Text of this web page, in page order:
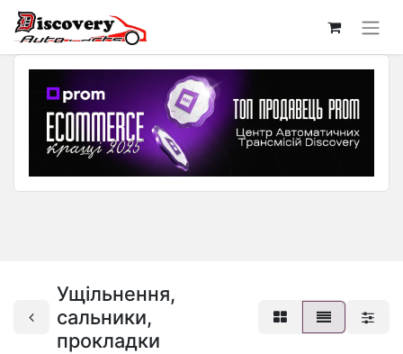
Ущільнення,
сальники,
прокладки